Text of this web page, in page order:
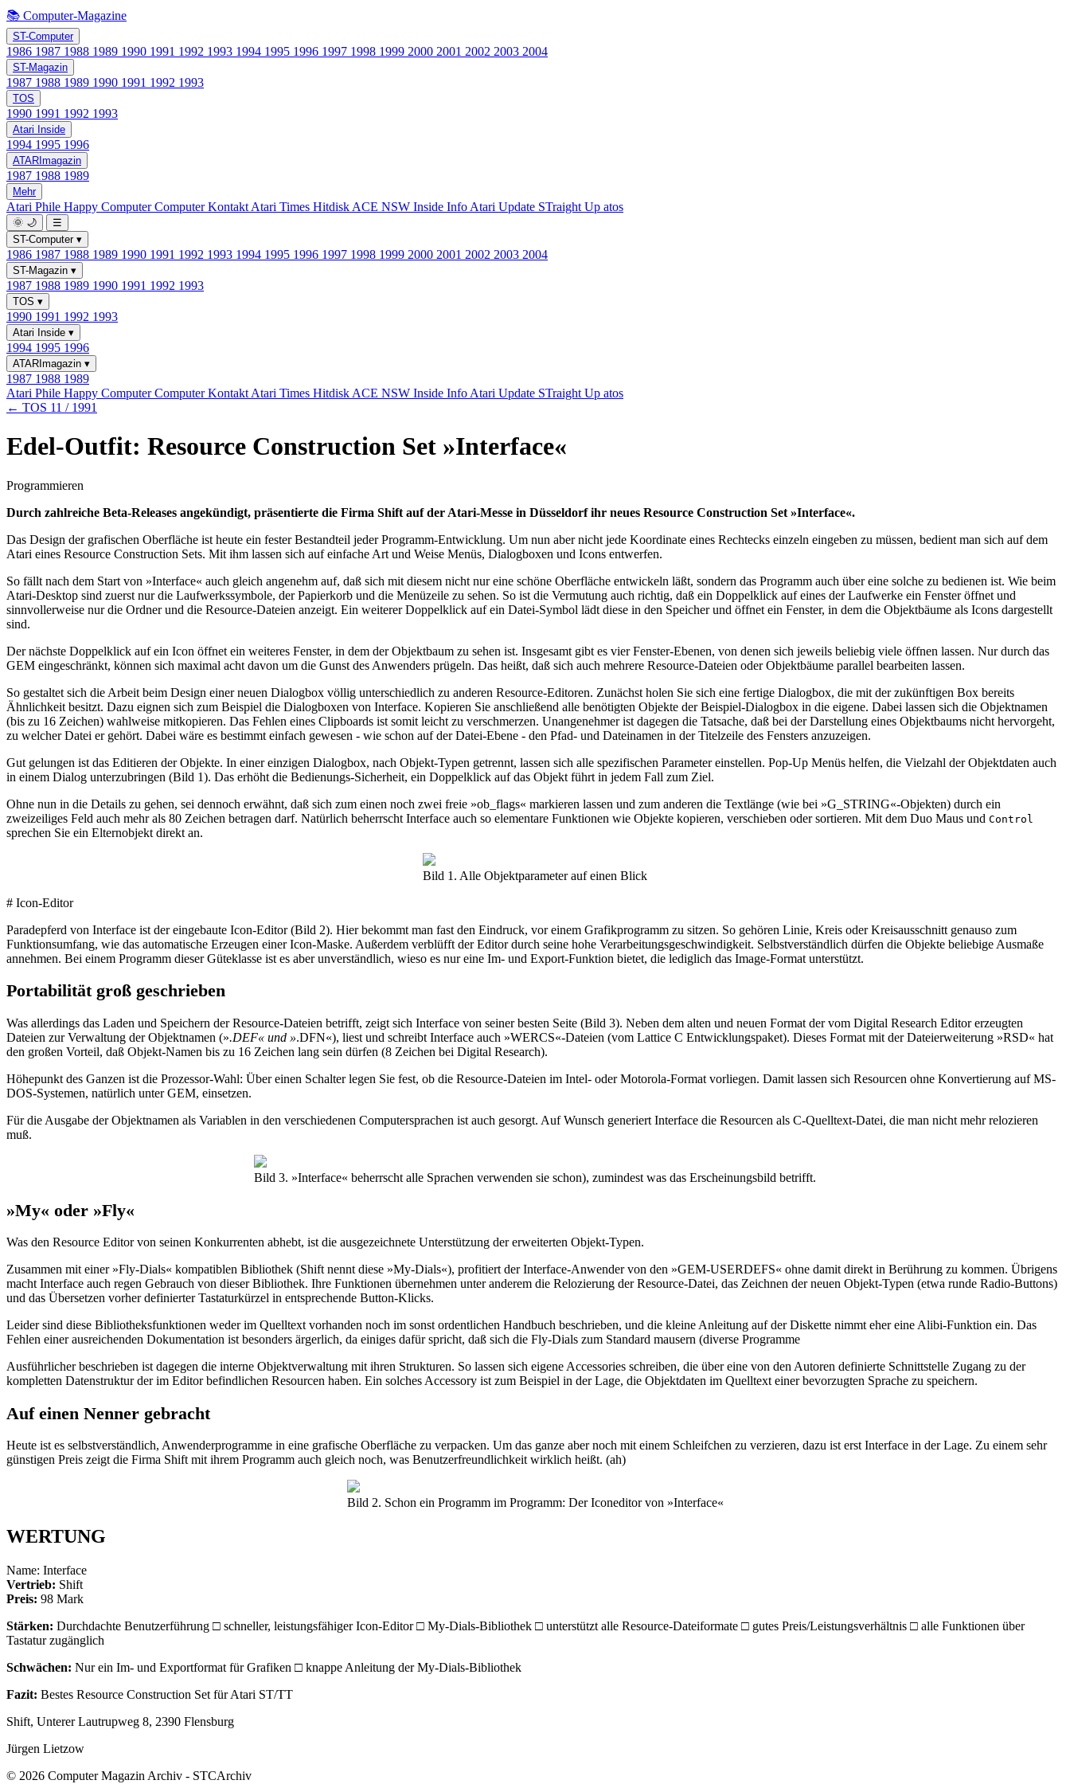
📚 Computer-Magazine
ST-Computer
1986 1987 1988 1989 1990 1991 1992 1993 1994 1995 1996 1997 1998 1999 2000 2001 2002 2003 2004
ST-Magazin
1987 1988 1989 1990 1991 1992 1993
TOS
1990 1991 1992 1993
Atari Inside
1994 1995 1996
ATARImagazin
1987 1988 1989
Mehr
Atari Phile Happy ComputerComputer Kontakt Atari Times Hitdisk ACE NSW Inside Info Atari Update STraight Up atos
🌞 🌙
☰
ST-Computer ▾
1986 1987 1988 1989 1990 1991 1992 1993 1994 1995 1996 1997 1998 1999 2000 2001 2002 2003 2004
ST-Magazin ▾
1987 1988 1989 1990 1991 1992 1993
TOS ▾
1990 1991 1992 1993
Atari Inside ▾
1994 1995 1996
ATARImagazin ▾
1987 1988 1989
Atari Phile Happy ComputerComputer Kontakt Atari Times Hitdisk ACE NSW Inside Info Atari Update STraight Up atos
← TOS 11 / 1991
Edel-Outfit: Resource Construction Set »Interface«
Programmieren
Durch zahlreiche Beta-Releases angekündigt, präsentierte die Firma Shift auf der Atari-Messe in Düsseldorf ihr neues Resource Construction Set »Interface«.
Das Design der grafischen Oberfläche ist heute ein fester Bestandteil jeder Programm-Entwicklung. Um nun aber nicht jede Koordinate eines Rechtecks einzeln eingeben zu müssen, bedient man sich auf dem
Atari eines Resource Construction Sets. Mit ihm lassen sich auf einfache Art und Weise Menüs, Dialogboxen und Icons entwerfen.
So fällt nach dem Start von »Interface« auch gleich angenehm auf, daß sich mit diesem nicht nur eine schöne Oberfläche entwickeln läßt, sondern das Programm auch über eine solche zu bedienen ist. Wie beim
Atari-Desktop sind zuerst nur die Laufwerkssymbole, der Papierkorb und die Menüzeile zu sehen. So ist die Vermutung auch richtig, daß ein Doppelklick auf eines der Laufwerke ein Fenster öffnet und
sinnvollerweise nur die Ordner und die Resource-Dateien anzeigt. Ein weiterer Doppelklick auf ein Datei-Symbol lädt diese in den Speicher und öffnet ein Fenster, in dem die Objektbäume als Icons dargestellt
sind.
Der nächste Doppelklick auf ein Icon öffnet ein weiteres Fenster, in dem der Objektbaum zu sehen ist. Insgesamt gibt es vier Fenster-Ebenen, von denen sich jeweils beliebig viele öffnen lassen. Nur durch das
GEM eingeschränkt, können sich maximal acht davon um die Gunst des Anwenders prügeln. Das heißt, daß sich auch mehrere Resource-Dateien oder Objektbäume parallel bearbeiten lassen.
So gestaltet sich die Arbeit beim Design einer neuen Dialogbox völlig unterschiedlich zu anderen Resource-Editoren. Zunächst holen Sie sich eine fertige Dialogbox, die mit der zukünftigen Box bereits
Ähnlichkeit besitzt. Dazu eignen sich zum Beispiel die Dialogboxen von Interface. Kopieren Sie anschließend alle benötigten Objekte der Beispiel-Dialogbox in die eigene. Dabei lassen sich die Objektnamen
(bis zu 16 Zeichen) wahlweise mitkopieren. Das Fehlen eines Clipboards ist somit leicht zu verschmerzen. Unangenehmer ist dagegen die Tatsache, daß bei der Darstellung eines Objektbaums nicht hervorgeht,
zu welcher Datei er gehört. Dabei wäre es bestimmt einfach gewesen - wie schon auf der Datei-Ebene - den Pfad- und Dateinamen in der Titelzeile des Fensters anzuzeigen.
Gut gelungen ist das Editieren der Objekte. In einer einzigen Dialogbox, nach Objekt-Typen getrennt, lassen sich alle spezifischen Parameter einstellen. Pop-Up Menüs helfen, die Vielzahl der Objektdaten auch
in einem Dialog unterzubringen (Bild 1). Das erhöht die Bedienungs-Sicherheit, ein Doppelklick auf das Objekt führt in jedem Fall zum Ziel.
Ohne nun in die Details zu gehen, sei dennoch erwähnt, daß sich zum einen noch zwei freie »ob_flags« markieren lassen und zum anderen die Textlänge (wie bei »G_STRING«-Objekten) durch ein
zweizeiliges Feld auch mehr als 80 Zeichen betragen darf. Natürlich beherrscht Interface auch so elementare Funktionen wie Objekte kopieren, verschieben oder sortieren. Mit dem Duo Maus und Control
sprechen Sie ein Elternobjekt direkt an.
Bild 1. Alle Objektparameter auf einen Blick
# Icon-Editor
Paradepferd von Interface ist der eingebaute Icon-Editor (Bild 2). Hier bekommt man fast den Eindruck, vor einem Grafikprogramm zu sitzen. So gehören Linie, Kreis oder Kreisausschnitt genauso zum
Funktionsumfang, wie das automatische Erzeugen einer Icon-Maske. Außerdem verblüfft der Editor durch seine hohe Verarbeitungsgeschwindigkeit. Selbstverständlich dürfen die Objekte beliebige Ausmaße
annehmen. Bei einem Programm dieser Güteklasse ist es aber unverständlich, wieso es nur eine Im- und Export-Funktion bietet, die lediglich das Image-Format unterstützt.
Portabilität groß geschrieben
Was allerdings das Laden und Speichern der Resource-Dateien betrifft, zeigt sich Interface von seiner besten Seite (Bild 3). Neben dem alten und neuen Format der vom Digital Research Editor erzeugten
Dateien zur Verwaltung der Objektnamen (».DEF« und ».DFN«), liest und schreibt Interface auch »WERCS«-Dateien (vom Lattice C Entwicklungspaket). Dieses Format mit der Dateierweiterung »RSD« hat
den großen Vorteil, daß Objekt-Namen bis zu 16 Zeichen lang sein dürfen (8 Zeichen bei Digital Research).
Höhepunkt des Ganzen ist die Prozessor-Wahl: Über einen Schalter legen Sie fest, ob die Resource-Dateien im Intel- oder Motorola-Format vorliegen. Damit lassen sich Resourcen ohne Konvertierung auf MS-
DOS-Systemen, natürlich unter GEM, einsetzen.
Für die Ausgabe der Objektnamen als Variablen in den verschiedenen Computersprachen ist auch gesorgt. Auf Wunsch generiert Interface die Resourcen als C-Quelltext-Datei, die man nicht mehr relozieren
muß.
Bild 3. »Interface« beherrscht alle Sprachen verwenden sie schon), zumindest was das Erscheinungsbild betrifft.
»My« oder »Fly«
Was den Resource Editor von seinen Konkurrenten abhebt, ist die ausgezeichnete Unterstützung der erweiterten Objekt-Typen.
Zusammen mit einer »Fly-Dials« kompatiblen Bibliothek (Shift nennt diese »My-Dials«), profitiert der Interface-Anwender von den »GEM-USERDEFS« ohne damit direkt in Berührung zu kommen. Übrigens
macht Interface auch regen Gebrauch von dieser Bibliothek. Ihre Funktionen übernehmen unter anderem die Relozierung der Resource-Datei, das Zeichnen der neuen Objekt-Typen (etwa runde Radio-Buttons)
und das Übersetzen vorher definierter Tastaturkürzel in entsprechende Button-Klicks.
Leider sind diese Bibliotheksfunktionen weder im Quelltext vorhanden noch im sonst ordentlichen Handbuch beschrieben, und die kleine Anleitung auf der Diskette nimmt eher eine Alibi-Funktion ein. Das
Fehlen einer ausreichenden Dokumentation ist besonders ärgerlich, da einiges dafür spricht, daß sich die Fly-Dials zum Standard mausern (diverse Programme
Ausführlicher beschrieben ist dagegen die interne Objektverwaltung mit ihren Strukturen. So lassen sich eigene Accessories schreiben, die über eine von den Autoren definierte Schnittstelle Zugang zu der
kompletten Datenstruktur der im Editor befindlichen Resourcen haben. Ein solches Accessory ist zum Beispiel in der Lage, die Objektdaten im Quelltext einer bevorzugten Sprache zu speichern.
Auf einen Nenner gebracht
Heute ist es selbstverständlich, Anwenderprogramme in eine grafische Oberfläche zu verpacken. Um das ganze aber noch mit einem Schleifchen zu verzieren, dazu ist erst Interface in der Lage. Zu einem sehr
günstigen Preis zeigt die Firma Shift mit ihrem Programm auch gleich noch, was Benutzerfreundlichkeit wirklich heißt. (ah)
Bild 2. Schon ein Programm im Programm: Der Iconeditor von »Interface«
WERTUNG
Name: Interface
Vertrieb: Shift
Preis: 98 Mark
Stärken: Durchdachte Benutzerführung □ schneller, leistungsfähiger Icon-Editor □ My-Dials-Bibliothek □ unterstützt alle Resource-Dateiformate □ gutes Preis/Leistungsverhältnis □ alle Funktionen über
Tastatur zugänglich
Schwächen: Nur ein Im- und Exportformat für Grafiken □ knappe Anleitung der My-Dials-Bibliothek
Fazit: Bestes Resource Construction Set für Atari ST/TT
Shift, Unterer Lautrupweg 8, 2390 Flensburg
Jürgen Lietzow
© 2026 Computer Magazin Archiv - STCArchiv